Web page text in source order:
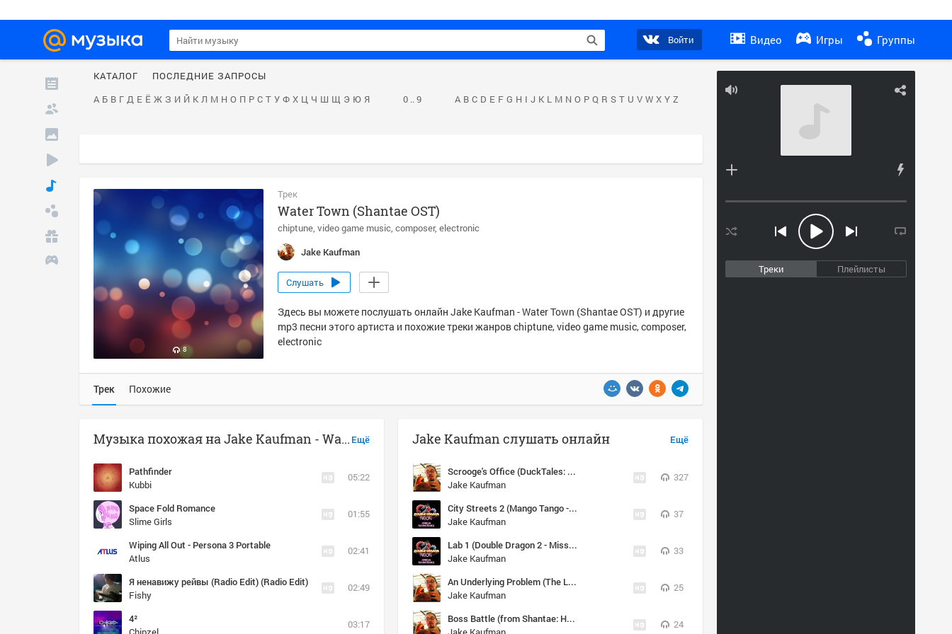
Войти Видео Игры Группы
Треки Плейлисты
КАТАЛОГ
ПОСЛЕДНИЕ ЗАПРОСЫ
А Б В Г Д Е Ё Ж З И Й К Л М Н О П Р С Т У Ф Х Ц Ч Ш Щ Э Ю Я 0 .. 9 A B C D E F G H I J K L M N O P Q R S T U V W X Y Z
8
Трек
Water Town (Shantae OST)
chiptune video game music composer electronic
Jake Kaufman
Слушать
Здесь вы можете послушать онлайн Jake Kaufman - Water Town (Shantae OST) и другие
mp3 песни этого артиста и похожие треки жанров chiptune, video game music, composer,
electronic
Трек Похожие
Ещё
Музыка похожая на Jake Kaufman - Water Town (Shantae OST)
Pathfinder
Kubbi
05:22
Space Fold Romance
Slime Girls
01:55
Wiping All Out - Persona 3 Portable
Atlus
02:41
Я ненавижу рейвы (Radio Edit) (Radio Edit)
Fishy
02:49
4²
03:17
Ещё
Jake Kaufman слушать онлайн
Scrooge's Office (DuckTales: Remastered)
Jake Kaufman
327
City Streets 2 (Mango Tango - Neon Jungle)
Jake Kaufman
37
Lab 1 (Double Dragon 2 - Mission 1)
Jake Kaufman
33
An Underlying Problem (The Lost City) (Shovel Knight OST)
Jake Kaufman
25
Boss Battle (from Shantae: Half​-​Genie Hero)
24